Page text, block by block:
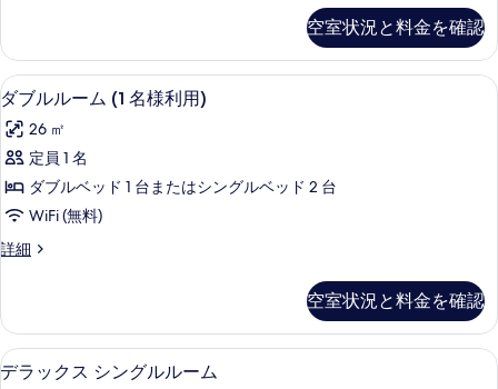
写
真
を
表
示
す
る
す
べ
て
の
写
真
を
す
る
ス
イ
ー
ト
(Cathedral
view)
詳
細
空室状況と料金を確認
ダ
ブ
ル
ル
ー
(1
様
利
用)
1 室のベッドルーム、ミニバー、セ
4
ダブルルーム (1 名様利用)
26 ㎡
定員 1 名
ダブルベッド 1 台またはシングルベッド 2 台
WiFi (無料)
詳細
ダ
ー
ム
(1
空室状況と料金を確認
デ
1 室のベッドルーム、ミニバー、セ
1
デラックス シングルルーム